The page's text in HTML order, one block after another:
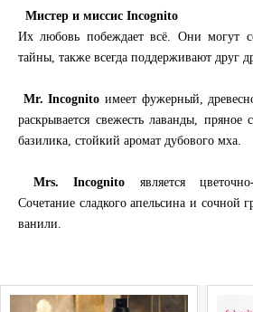
Мистер и миссис Incognito
Их любовь побеждает всё. Они могут
тайны, также всегда поддерживают друг
Mr. Incognito имеет фужерный,
раскрывается свежесть лаванды, пряное
базилика, стойкий аромат дубового мха.
Mrs. Incognito является
Сочетание сладкого апельсина и сочной
ванили.